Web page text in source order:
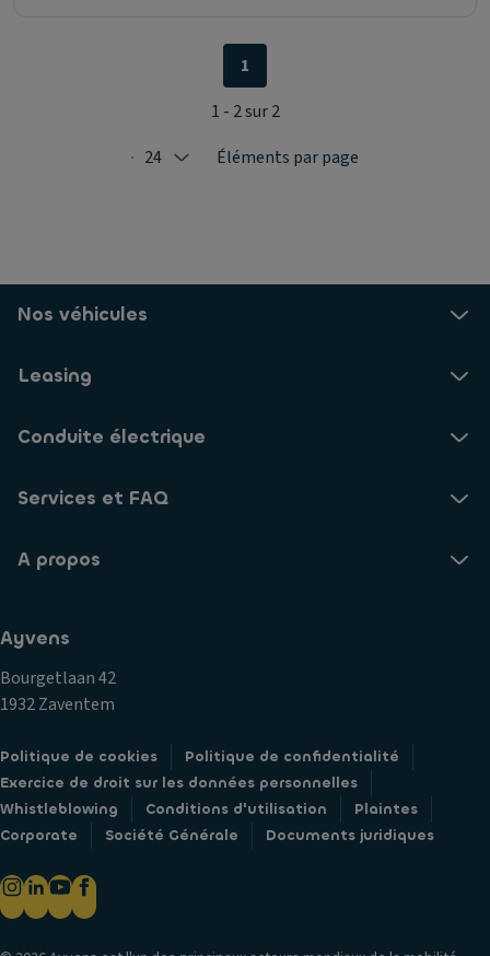
Selected: 24
24 Éléments par page
1
1 - 2 sur 2
Nos véhicules
Leasing
Conduite électrique
Services et FAQ
A propos
Ayvens
Bourgetlaan 42
1932 Zaventem
Politique de cookies
Politique de confidentialité
Exercice de droit sur les données personnelles
Whistleblowing
Conditions d'utilisation
Plaintes
Corporate
Société Générale Documents juridiques